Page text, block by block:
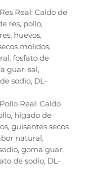
Real: Caldo de
res, pollo,
huevos,
molidos,
fosfato de
guar, sal,
sodio, DL-
Real: Caldo
hígado de
guisantes secos
natural,
goma guar,
de sodio, DL-